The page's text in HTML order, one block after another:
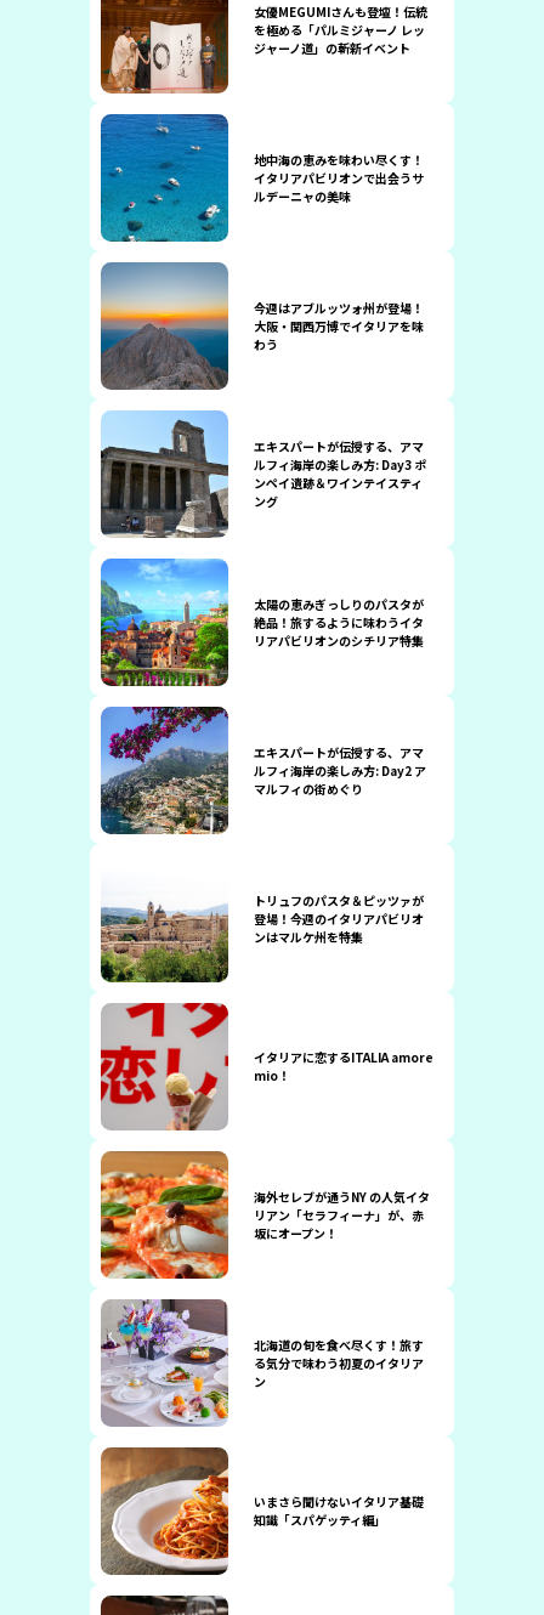
女優MEGUMIさんも登壇！伝統
を極める「パルミジャーノ レッ
ジャーノ道」の斬新イベント
地中海の恵みを味わい尽くす！
イタリアパビリオンで出会うサ
ルデーニャの美味
今週はアブルッツォ州が登場！
大阪・関西万博でイタリアを味
わう
エキスパートが伝授する、アマ
ルフィ海岸の楽しみ方: Day3 ポ
ンペイ遺跡＆ワインテイスティ
ング
太陽の恵みぎっしりのパスタが
絶品！旅するように味わうイタ
リアパビリオンのシチリア特集
エキスパートが伝授する、アマ
ルフィ海岸の楽しみ方: Day2 ア
マルフィの街めぐり
トリュフのパスタ＆ピッツァが
登場！今週のイタリアパビリオ
ンはマルケ州を特集
イタリアに恋するITALIA amore
mio！
海外セレブが通うNY の人気イタ
リアン「セラフィーナ」が、赤
坂にオープン！
北海道の旬を食べ尽くす！旅す
る気分で味わう初夏のイタリア
ン
いまさら聞けないイタリア基礎
知識「スパゲッティ編」